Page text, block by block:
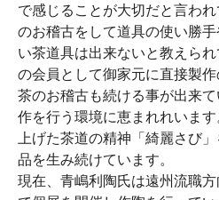
で感じることが大切だと言わ
のお稽古をして道具の使い勝
い茶道具は出来ないと教えら
の会員として御家元に直接製
茶のお稽古も続ける事が出来
作を行う環境に恵まれれいま
上げた茶道の精神「綺麗さび
品を生み続けています。
現在、青嶋利陶氏は遠州流職